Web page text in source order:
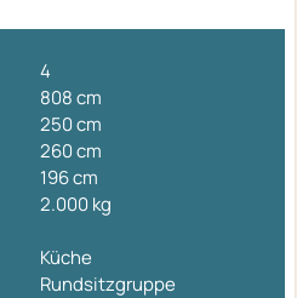
4
808 cm
250 cm
260 cm
196 cm
2.000 kg
Küche
Rundsitzgruppe